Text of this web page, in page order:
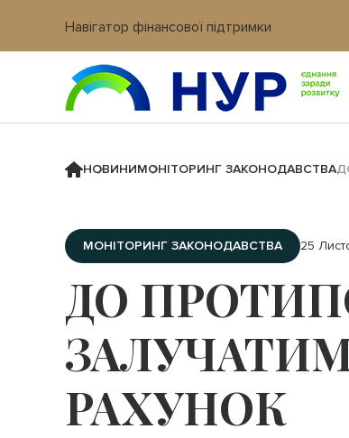
Навігатор фінансової підтримки
Вхід в кабінет IT платформи
НОВИНИМОНІТОРИНГ ЗАКОНОДАВСТВА
МОНІТОРИНГ ЗАКОНОДАВСТВА 25
ДО
РАХУНОК